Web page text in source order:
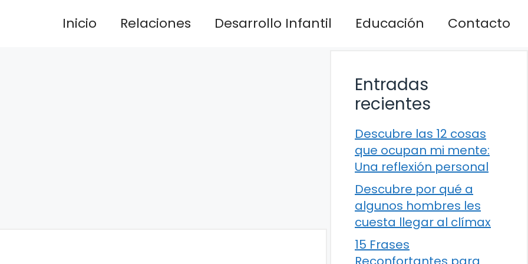
Inicio Relaciones Desarrollo Infantil Educación Contacto
Entradas
recientes
Descubre las 12 cosas
que ocupan mi mente:
Una reflexión personal
Descubre por qué a
algunos hombres les
cuesta llegar al clímax
15 Frases